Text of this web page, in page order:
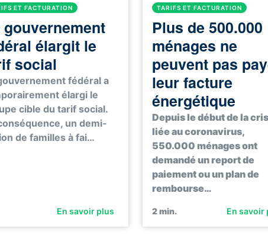
ET FACTURATION
gouvernement
élargit le
social
fédéral a
élargi le
cible du tarif social.
un demi-
de familles à fai…
En savoir plus
TARIFS ET FACTURATION
Plus de 500.000
ménages ne
peuvent pas
leur facture
énergétique
Depuis le début de la
liée au coronavirus,
550.000 ménages ont
demandé un report de
paiement ou un plan de
rembourse…
2min. En savoir